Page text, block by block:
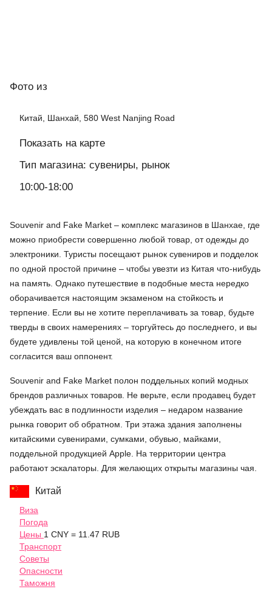
Фото из
Китай, Шанхай, 580 West Nanjing Road
Показать на карте
Тип магазина: сувениры, рынок
10:00-18:00
Souvenir and Fake Market – комплекс магазинов в Шанхае, где
можно приобрести совершенно любой товар, от одежды до
электроники. Туристы посещают рынок сувениров и подделок
по одной простой причине – чтобы увезти из Китая что-нибудь
на память. Однако путешествие в подобные места нередко
оборачивается настоящим экзаменом на стойкость и
терпение. Если вы не хотите переплачивать за товар, будьте
тверды в своих намерениях – торгуйтесь до последнего, и вы
будете удивлены той ценой, на которую в конечном итоге
согласится ваш оппонент.
Souvenir and Fake Market полон поддельных копий модных
брендов различных товаров. Не верьте, если продавец будет
убеждать вас в подлинности изделия – недаром название
рынка говорит об обратном. Три этажа здания заполнены
китайскими сувенирами, сумками, обувью, майками,
поддельной продукцией Apple. На территории центра
работают эскалаторы. Для желающих открыты магазины чая.
Китай
Виза
Погода
Цены 1 CNY = 11.47 RUB
Транспорт
Советы
Опасности
Таможня